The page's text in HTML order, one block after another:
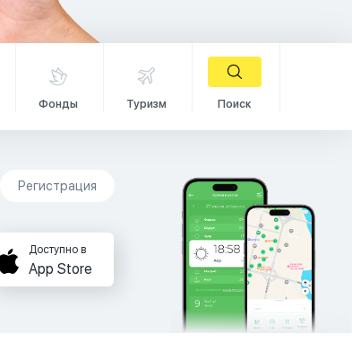
Фонды Туризм Поиск
Регистрация
Доступно в
App Store